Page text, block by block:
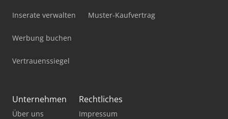
Inserate verwalten
Werbung buchen
Vertrauenssiegel
Muster-Kaufvertrag
Unternehmen
Über uns
Rechtliches
Impressum